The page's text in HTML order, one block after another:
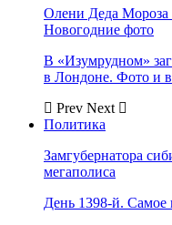
Олени Деда Мороза
Новогодние фото
В «Изумрудном»
в Лондоне. Фото и
Prev Next
Политика
Замгубернатора
мегаполиса
День 1398-й. Самое